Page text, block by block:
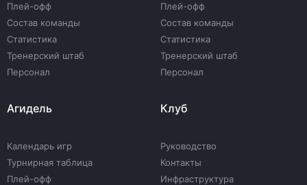
Плей-офф
Состав команды
Статистика
Тренерский штаб
Персонал
Плей-офф
Состав команды
Статистика
Тренерский штаб
Персонал
Агидель
Календарь игр
Турнирная таблица
Плей-офф
Клуб
Руководство
Контакты
Инфраструктура